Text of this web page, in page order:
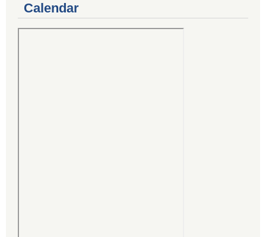
Calendar